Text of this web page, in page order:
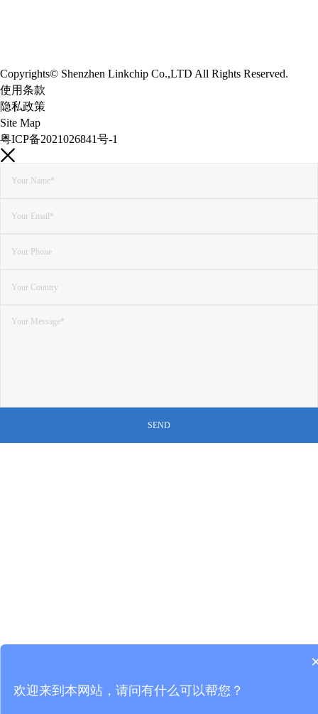
Copyrights© Shenzhen Linkchip Co.,LTD All Rights Reserved.
使用条款
隐私政策
Site Map
粤ICP备2021026841号-1
欢迎来到本网站，请问有什么可以帮您？